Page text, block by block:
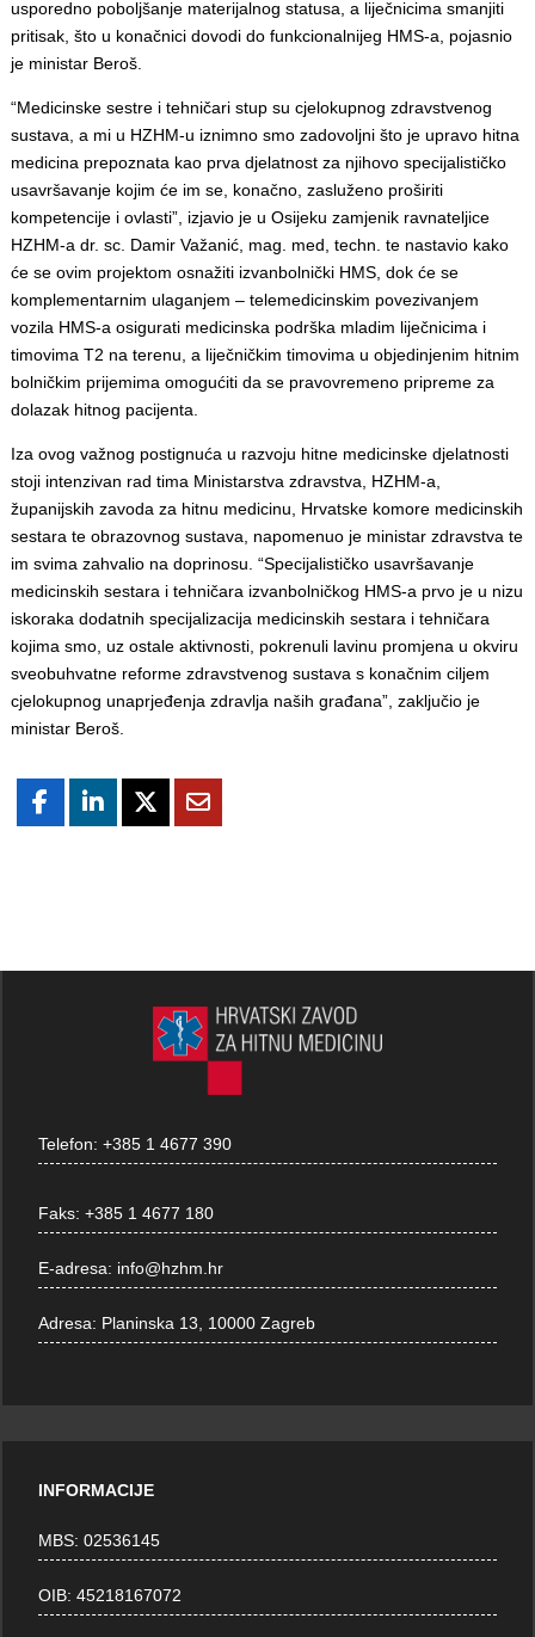
usporedno poboljšanje materijalnog statusa, a liječnicima smanjiti
pritisak, što u konačnici dovodi do funkcionalnijeg HMS-a, pojasnio
je ministar Beroš.
“Medicinske sestre i tehničari stup su cjelokupnog zdravstvenog
sustava, a mi u HZHM-u iznimno smo zadovoljni što je upravo hitna
medicina prepoznata kao prva djelatnost za njihovo specijalističko
usavršavanje kojim će im se, konačno, zasluženo proširiti
kompetencije i ovlasti”, izjavio je u Osijeku zamjenik ravnateljice
HZHM-a dr. sc. Damir Važanić, mag. med, techn. te nastavio kako
će se ovim projektom osnažiti izvanbolnički HMS, dok će se
komplementarnim ulaganjem – telemedicinskim povezivanjem
vozila HMS-a osigurati medicinska podrška mladim liječnicima i
timovima T2 na terenu, a liječničkim timovima u objedinjenim hitnim
bolničkim prijemima omogućiti da se pravovremeno pripreme za
dolazak hitnog pacijenta.
Iza ovog važnog postignuća u razvoju hitne medicinske djelatnosti
stoji intenzivan rad tima Ministarstva zdravstva, HZHM-a,
županijskih zavoda za hitnu medicinu, Hrvatske komore medicinskih
sestara te obrazovnog sustava, napomenuo je ministar zdravstva te
im svima zahvalio na doprinosu. “Specijalističko usavršavanje
medicinskih sestara i tehničara izvanbolničkog HMS-a prvo je u nizu
iskoraka dodatnih specijalizacija medicinskih sestara i tehničara
kojima smo, uz ostale aktivnosti, pokrenuli lavinu promjena u okviru
sveobuhvatne reforme zdravstvenog sustava s konačnim ciljem
cjelokupnog unaprjeđenja zdravlja naših građana”, zaključio je
ministar Beroš.
Telefon:+385 1 4677 390
Faks:+385 1 4677 180
E-adresa: info@hzhm.hr
Adresa: Planinska 13, 10000 Zagreb
INFORMACIJE
MBS: 02536145
OIB: 45218167072